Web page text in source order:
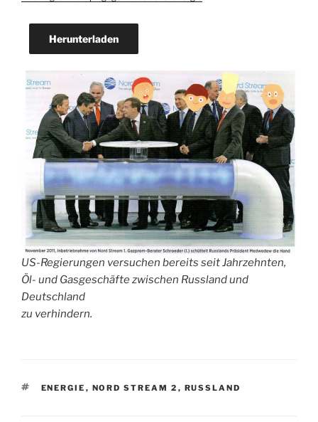
Herunterladen
US-Regierungen versuchen bereits seit Jahrzehnten,
Öl- und Gasgeschäfte zwischen Russland und
Deutschland
zu verhindern.
SCHLAGWÖRTER
ENERGIE , NORD STREAM 2 , RUSSLAND